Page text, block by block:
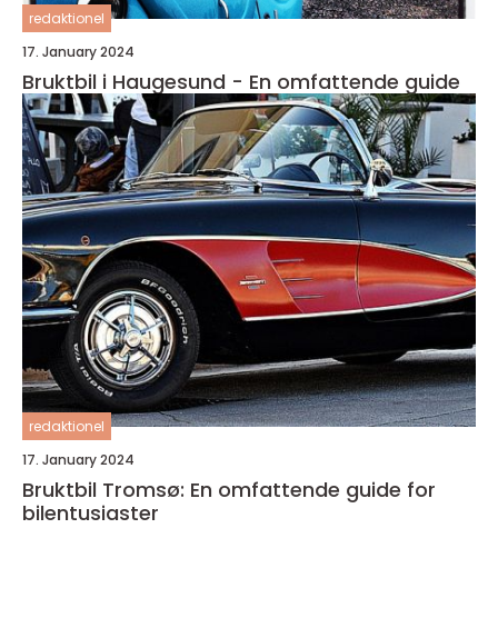
redaktionel
17. January 2024
Bruktbil i Haugesund - En omfattende guide
redaktionel
17. January 2024
Bruktbil Tromsø: En omfattende guide for
bilentusiaster